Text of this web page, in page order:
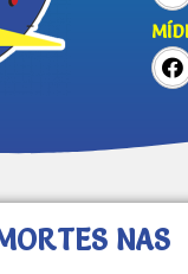
NAS